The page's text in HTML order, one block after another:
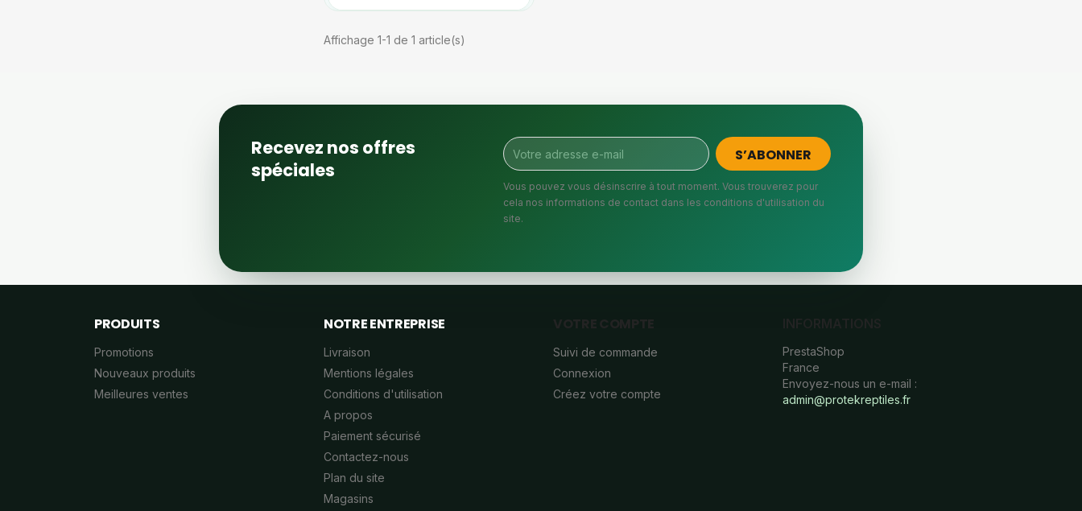
Affichage 1-1 de 1 article(s)
Recevez nos offres
spéciales
Vous pouvez vous désinscrire à tout moment. Vous trouverez pour
cela nos informations de contact dans les conditions d'utilisation du
site.
PRODUITS
Promotions
Nouveaux produits
Meilleures ventes
NOTRE ENTREPRISE
Livraison
Mentions légales
Conditions d'utilisation
A propos
Paiement sécurisé
Contactez-nous
Plan du site
Magasins
Suivi de commande
Connexion
Créez votre compte
PrestaShop
France
Envoyez-nous un e-mail :
admin@protekreptiles.fr